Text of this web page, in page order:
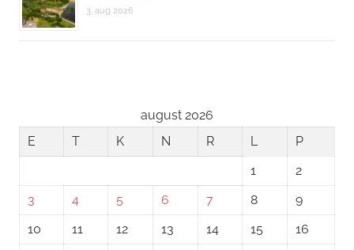
3. aug 2026
august 2026
E
T K N R L
P
1
2
3
4 5 6 7 8
9
10
11 12 13 14 15
16